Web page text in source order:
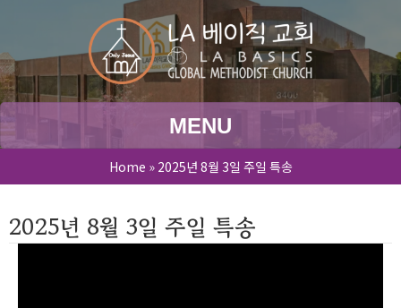
MENU
Home » 2025년 8월 3일 주일 특송
2025년 8월 3일 주일 특송